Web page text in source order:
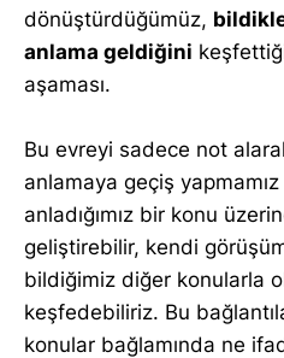
dönüştürdüğümüz,
anlama geldiğini
aşaması.
Bu evreyi sadece not
anlamaya geçiş
anladığımız bir konu
geliştirebilir, kendi
bildiğimiz diğer konularla
keşfedebiliriz. Bu
konular bağlamında ne